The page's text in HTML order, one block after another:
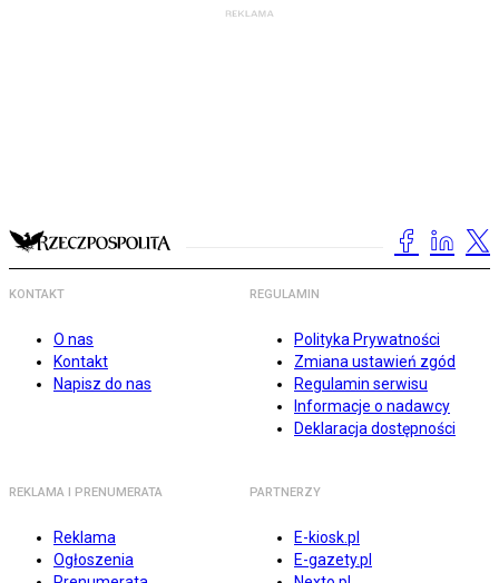
KONTAKT
O nas
Kontakt
Napisz do nas
REGULAMIN
Polityka Prywatności
Zmiana ustawień zgód
Regulamin serwisu
Informacje o nadawcy
Deklaracja dostępności
REKLAMA I PRENUMERATA
Reklama
Ogłoszenia
PARTNERZY
E-kiosk.pl
E-gazety.pl